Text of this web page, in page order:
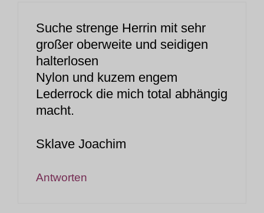
Suche strenge Herrin mit sehr
großer oberweite und seidigen
halterlosen
Nylon und kuzem engem
Lederrock die mich total abhängig
macht.
Sklave Joachim
Antworten